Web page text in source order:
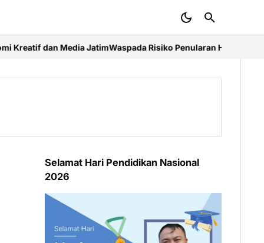
Waspada Risiko Penularan Hantavirus, Lapas Wonogiri
Selamat Hari Pendidikan Nasional
2026